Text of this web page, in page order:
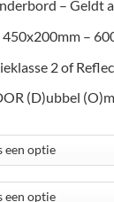
– Geldt
450x200mm –
2 of
(D)ubbel